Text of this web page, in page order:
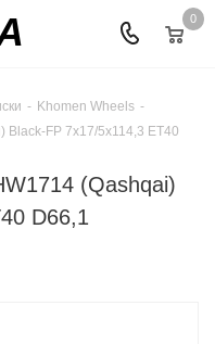
0
- Khomen Wheels -
Black-FP 7x17/5x114,3 ET40
(Qashqai)
D66,1